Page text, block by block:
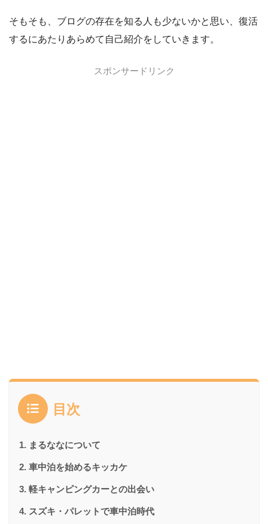
そもそも、ブログの存在を知る人も少ないかと思い、復活
するにあたりあらめて自己紹介をしていきます。
スポンサードリンク
目次
まるななについて
車中泊を始めるキッカケ
軽キャンピングカーとの出会い
スズキ・パレットで車中泊時代